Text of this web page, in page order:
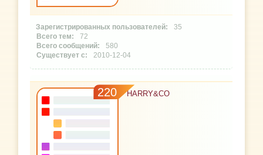
35
72
580
2010-12-04
220 HARRY&CO